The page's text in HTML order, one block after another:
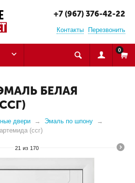
+7 (967) 376-42-22
Контакты Перезвонить
0
БЕЛАЯ
двери
Эмаль по шпону
(ссг)
21 из 170